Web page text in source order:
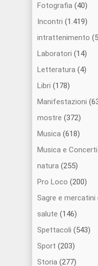
Fotografia (40)
Incontri (1.419)
intrattenimento
Laboratori (14)
Letteratura (4)
Libri (178)
Manifestazioni
mostre (372)
Musica (618)
Musica e Concerti
natura (255)
Pro Loco (200)
Sagre e mercatini
salute (146)
Spettacoli (543)
Sport (203)
Storia (277)